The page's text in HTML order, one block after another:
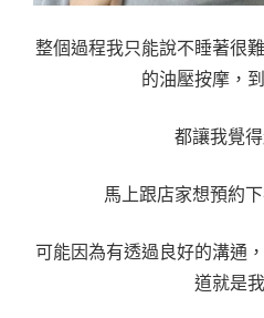
整個過程我只能說不睡著很
的油壓按摩，
都讓我覺
馬上跟店家想預約
可能因為有透過良好的溝通
道就是